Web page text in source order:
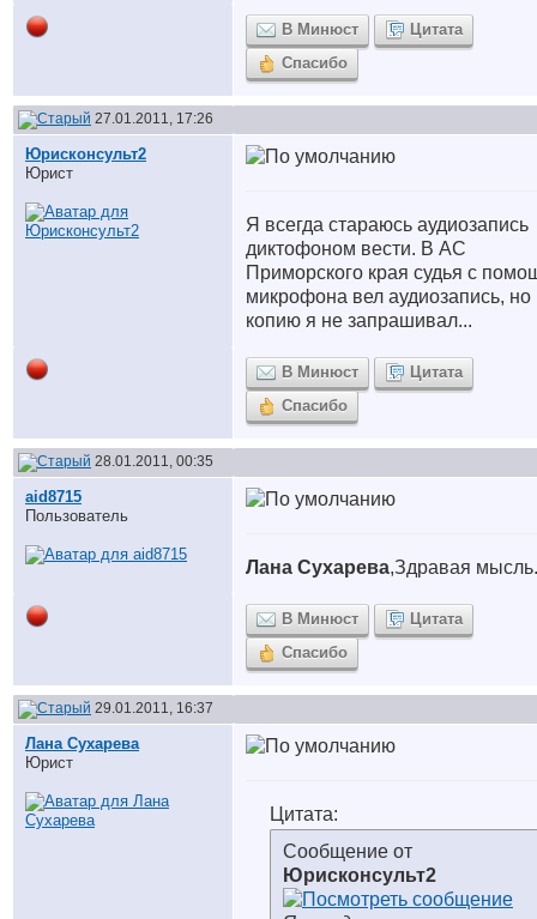
В Минюст
Цитата
Спасибо
27.01.2011, 17:26
Юрисконсульт2
Юрист
Я всегда стараюсь аудиозапись
диктофоном вести. В АС
Приморского края судья с
микрофона вел аудиозапись, но
копию я не запрашивал...
В Минюст
Цитата
Спасибо
28.01.2011, 00:35
aid8715
Пользователь
Лана Сухарева,Здравая мысль.
В Минюст
Цитата
Спасибо
29.01.2011, 16:37
Лана Сухарева
Юрист
Цитата:
Сообщение от
Юрисконсульт2